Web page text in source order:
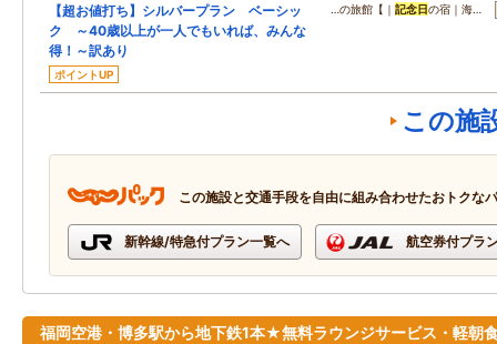
【超お値打ち】シルバープラン ベーシッ
ク ～40歳以上が一人でもいれば、みんな
得！～訳あり
ポイントUP
…の旅館【｜ 記念日の宿｜海…
この施
この施設と交通手段を自由に組み合わせたおトクな
新幹線/特急付プラン一覧へ 航空券付プラ
福岡空港・博多駅から地下鉄1本★無料ラウンジサービス・軽朝